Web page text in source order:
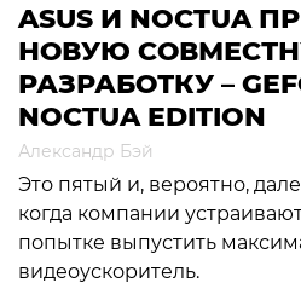
ASUS И NOCTUA
НОВУЮ
РАЗРАБОТКУ –
NOCTUA EDITION
Александр Бэй
Это пятый и, вероятно,
когда компании
попытке выпустить
видеоускоритель.